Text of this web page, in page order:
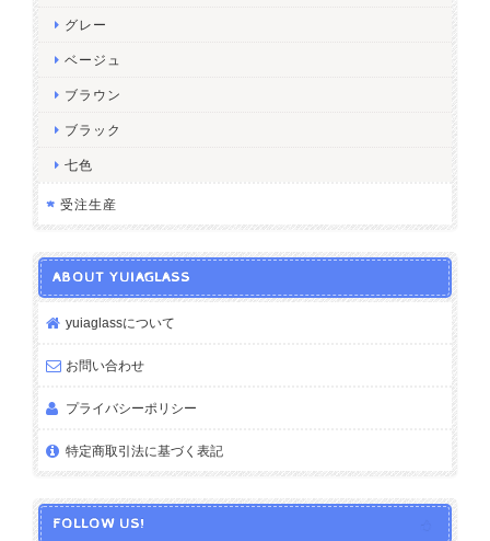
グレー
ベージュ
ブラウン
ブラック
七色
受注生産
ABOUT YUIAGLASS
yuiaglassについて
お問い合わせ
プライバシーポリシー
特定商取引法に基づく表記
FOLLOW US!